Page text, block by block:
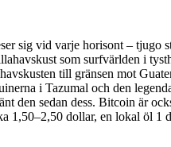
sig vid varje horisont –
som surfvärlden i
till gränsen mot
i Tazumal och den
den sedan dess. Bitcoin är
dollar, en lokal öl 1